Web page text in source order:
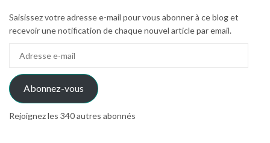
Saisissez votre adresse e-mail pour vous abonner à ce blog et
recevoir une notification de chaque nouvel article par email.
mail
Abonnez-vous
Rejoignez les 340 autres abonnés